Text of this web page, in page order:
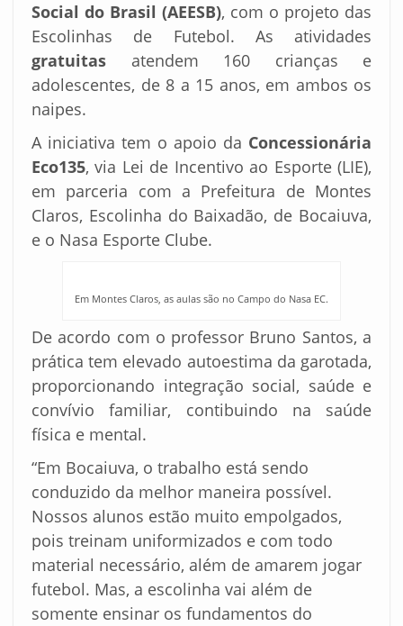
Social do Brasil (AEESB), com o projeto das
Escolinhas de Futebol. As atividades
gratuitas atendem 160 crianças e
adolescentes, de 8 a 15 anos, em ambos os
naipes.
A iniciativa tem o apoio da Concessionária
Eco135, via Lei de Incentivo ao Esporte (LIE),
em parceria com a Prefeitura de Montes
Claros, Escolinha do Baixadão, de Bocaiuva,
e o Nasa Esporte Clube.
Em Montes Claros, as aulas são no Campo do Nasa EC.
De acordo com o professor Bruno Santos, a
prática tem elevado autoestima da garotada,
proporcionando integração social, saúde e
convívio familiar, contibuindo na saúde
física e mental.
“Em Bocaiuva, o trabalho está sendo
conduzido da melhor maneira possível.
Nossos alunos estão muito empolgados,
pois treinam uniformizados e com todo
material necessário, além de amarem jogar
futebol. Mas, a escolinha vai além de
somente ensinar os fundamentos do